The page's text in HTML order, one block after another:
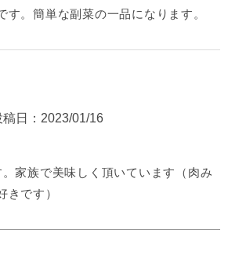
す。簡単な副菜の一品になります。
稿日 2023/01/16
家族で美味しく頂いています（肉み
きです）